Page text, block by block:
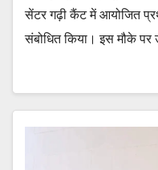
सेंटर गढ़ी कैंट में आयोजित
संबोधित किया। इस मौके पर